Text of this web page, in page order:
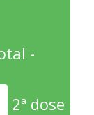
-
2ª dose